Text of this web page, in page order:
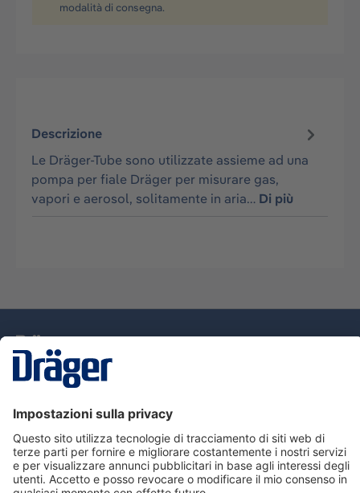
modalità di consegna.
Descrizione
Le Dräger-Tube sono utilizzate assieme ad una
pompa per fiale Dräger per misurare gas,
vapori e aerosol, solitamente in aria… Di più
Assistenza
Informazioni su Dräger
Informazioni